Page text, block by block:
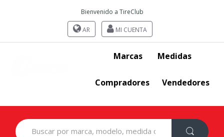
Bienvenido a TireClub
AR MI CUENTA
Marcas Medidas
Compradores Vendedores
Search
for: